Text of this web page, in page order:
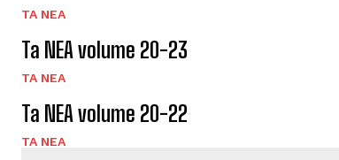
TA NEA
Ta NEA volume 20-23
TA NEA
Ta NEA volume 20-22
TA NEA